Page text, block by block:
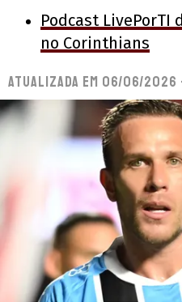
Podcast LivePorTI
no Corinthians
Atualizada em 06/06/2026